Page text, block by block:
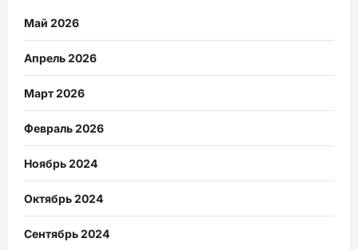
Май 2026
Апрель 2026
Март 2026
Февраль 2026
Ноябрь 2024
Октябрь 2024
Сентябрь 2024